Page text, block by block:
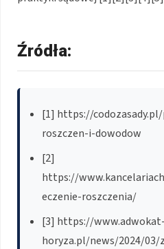
Źródła:
[1] https://
roszczen-i-dowodow
[2]
https://
eczenie-roszczenia/
[3] https://www.adwokat-
horyza.pl/news/2024/03/